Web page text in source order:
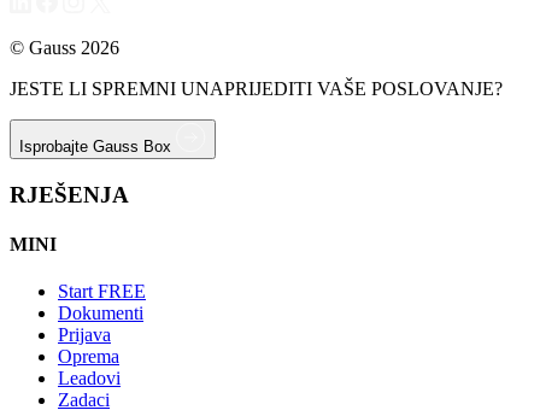
© Gauss 2026
JESTE LI SPREMNI UNAPRIJEDITI VAŠE POSLOVANJE?
Isprobajte Gauss Box
RJEŠENJA
MINI
StartFREE
Dokumenti
Prijava
Oprema
Leadovi
Zadaci